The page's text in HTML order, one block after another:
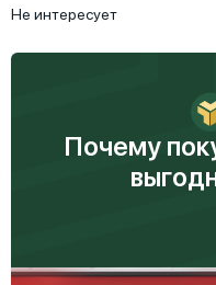
Не интересует
Почему